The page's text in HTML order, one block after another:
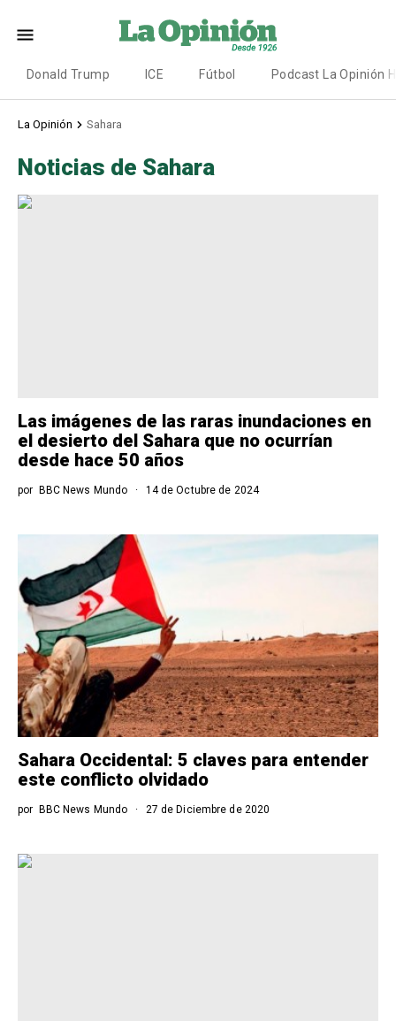
Donald Trump ICE Fútbol Podcast La Opinión
La Opinión Sahara
Noticias de Sahara
Las imágenes de las raras inundaciones en
el desierto del Sahara que no ocurrían
desde hace 50 años
por BBC News Mundo 14 de Octubre de 2024
Sahara Occidental: 5 claves para entender
este conflicto olvidado
por BBC News Mundo 27 de Diciembre de 2020